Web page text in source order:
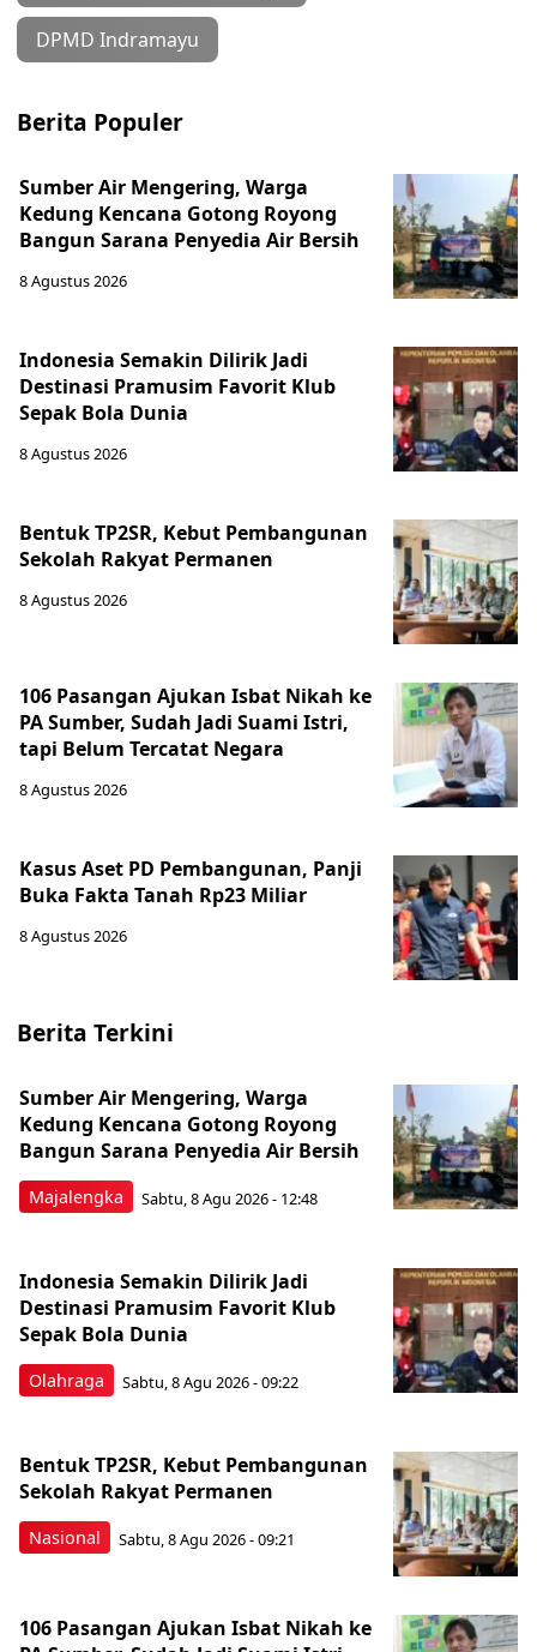
DPMD Indramayu
Berita Populer
Sumber Air Mengering, Warga
Kedung Kencana Gotong Royong
Bangun Sarana Penyedia Air Bersih
8 Agustus 2026
Indonesia Semakin Dilirik Jadi
Destinasi Pramusim Favorit Klub
Sepak Bola Dunia
8 Agustus 2026
Bentuk TP2SR, Kebut Pembangunan
Sekolah Rakyat Permanen
8 Agustus 2026
106 Pasangan Ajukan Isbat Nikah ke
PA Sumber, Sudah Jadi Suami Istri,
tapi Belum Tercatat Negara
8 Agustus 2026
Kasus Aset PD Pembangunan, Panji
Buka Fakta Tanah Rp23 Miliar
8 Agustus 2026
Berita Terkini
Majalengka
Sumber Air Mengering, Warga
Kedung Kencana Gotong Royong
Bangun Sarana Penyedia Air Bersih
Sabtu, 8 Agu 2026 - 12:48
Olahraga
Indonesia Semakin Dilirik Jadi
Destinasi Pramusim Favorit Klub
Sepak Bola Dunia
Sabtu, 8 Agu 2026 - 09:22
Nasional
Bentuk TP2SR, Kebut Pembangunan
Sekolah Rakyat Permanen
Sabtu, 8 Agu 2026 - 09:21
106 Pasangan Ajukan Isbat Nikah ke